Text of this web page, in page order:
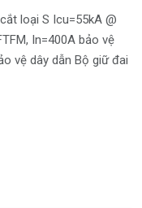
loại S Icu=55kA @
In=400A bảo vệ
vệ dây dẫn Bộ giữ đai